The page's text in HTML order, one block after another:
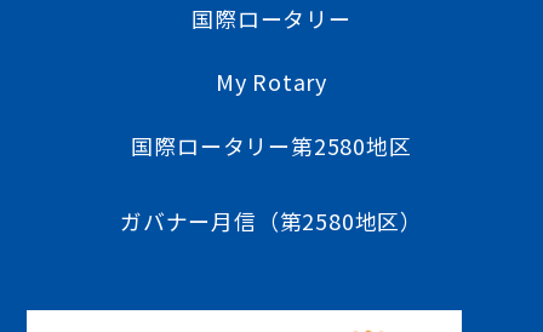
国際ロータリー
My Rotary
国際ロータリー第2580地区
ガバナー月信（第2580地区）